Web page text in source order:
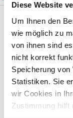
Diese Website
Um Ihnen den
wie möglich zu
von ihnen sind
nicht korrekt
Speicherung von
Statistiken. Sie
wir Cookies in
Zustimmung hilft
La Virgen
La Virgen lava
Los pajarillos
Pastores
A adorar al niño
Text: